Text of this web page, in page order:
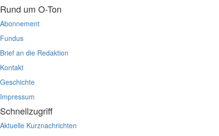
Rund um O-Ton
Abonnement
Fundus
Brief an die Redaktion
Kontakt
Geschichte
Impressum
Schnellzugriff
Aktuelle Kurznachrichten